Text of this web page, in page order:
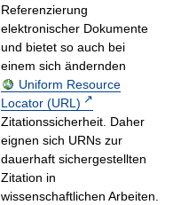
Referenzierung
elektronischer Dokumente
und bietet so auch bei
einem sich ändernden
Uniform Resource
Locator (URL)
Zitationssicherheit. Daher
eignen sich URNs zur
dauerhaft sichergestellten
Zitation in
wissenschaftlichen Arbeiten.